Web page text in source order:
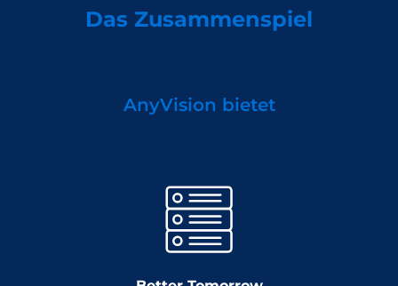
Das Zusammenspiel
AnyVision bietet